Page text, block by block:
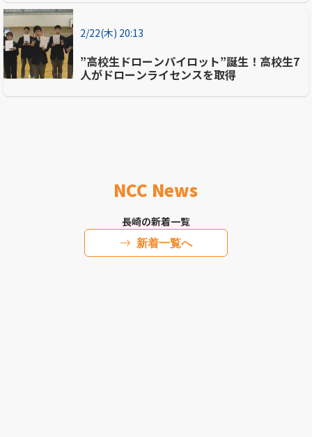
2/22(木) 20:13
”高校生ドローンパイロット”誕生！高校生7
人がドローンライセンスを取得
NCC News
長崎の新着一覧
新着一覧へ